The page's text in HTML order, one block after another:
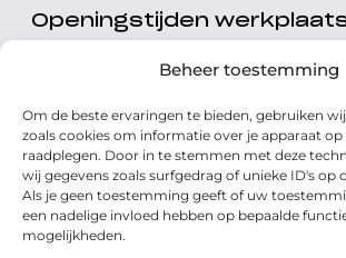
Beheer toestemming
Om de beste ervaringen te bieden, gebruiken
zoals cookies om informatie over je apparaat op
raadplegen. Door in te stemmen met deze
wij gegevens zoals surfgedrag of unieke ID's op
Als je geen toestemming geeft of uw
een nadelige invloed hebben op bepaalde
mogelijkheden.
Openingstijden
Maandag t/m vrijdag
08.00 tot
Zondag
Gesloten
Volg ons